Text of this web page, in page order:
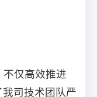
仅高效推进
司技术团队严